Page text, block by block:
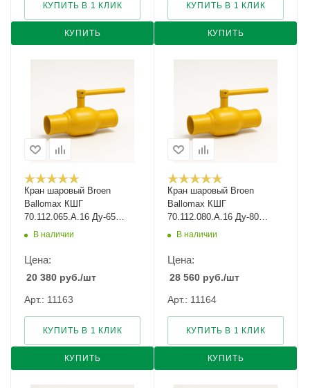
КУПИТЬ
КУПИТЬ В 1 КЛИК
КУПИТЬ
КУПИТЬ В 1 КЛИК
Кран шаровый Broen
Ballomax КШГ
70.112.065.А.16 Ду-65
Ру-16
В наличии
Цена:
20 380 руб./шт
Арт.: 11163
КУПИТЬ
КУПИТЬ В 1 КЛИК
Кран шаровый Broen
Ballomax КШГ
70.112.080.А.16 Ду-80
Ру-16
В наличии
Цена:
28 560 руб./шт
Арт.: 11164
КУПИТЬ
КУПИТЬ В 1 КЛИК